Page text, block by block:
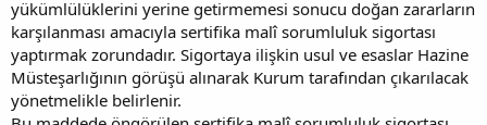
yükümlülüklerini yerine getirmemesi sonucu doğan zararların
karşılanması amacıyla sertifika malî sorumluluk sigortası
yaptırmak zorundadır. Sigortaya ilişkin usul ve esaslar Hazine
Müsteşarlığının görüşü alınarak Kurum tarafından çıkarılacak
yönetmelikle belirlenir.